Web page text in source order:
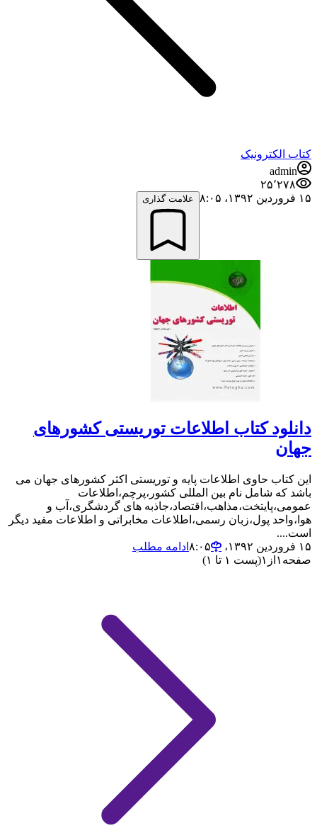
کتاب الکترونیک
admin
۲۵٬۲۷۸
۱۵ فروردین ۱۳۹۲،‏ ۸:۰۵
علامت گذاری
دانلود کتاب اطلاعات توریستی کشورهای
جهان
این کتاب حاوی اطلاعات پایه و توریستی اکثر کشورهای جهان می
باشد که شامل نام بین المللی کشور،پرچم،اطلاعات
عمومی،پایتخت،مذاهب،اقتصاد،جاذبه های گردشگری،آب و
هوا،واحد پول،زبان رسمی،اطلاعات مخابراتی و اطلاعات مفید دیگر
است....
۱۵ فروردین ۱۳۹۲،‏ ۸:۰۵
ادامه مطلب
صفحه ۱ از ۱(پست ۱ تا ۱)